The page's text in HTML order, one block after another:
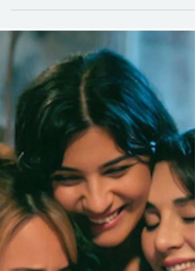
rarement, nous nous demandons depuis
quelle place nous les vivons. Il arrive qu'une
personne pousse la porte de mon cabinet
avec une demande très concrète. Un
qui s'enlise. Une décision qu'elle n'arrive
à prendre. Une entreprise qui semble avoir
perdu son élan. Une fatigue qui s'installe.
ce sentiment diffus de vivre à côté de sa
propre vie. Nous parlons de ce qui l'amène.
Nous retr